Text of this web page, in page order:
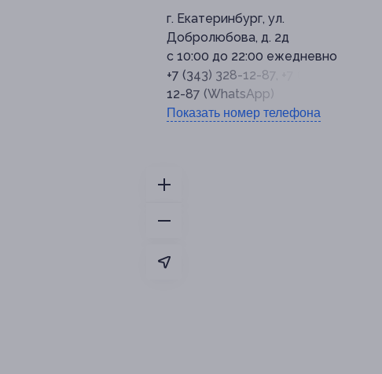
г. Екатеринбург, ул.
Добролюбова, д. 2д
с 10:00 до 22:00 ежедневно
+7 (343) 328-12-87, +7 (922) 188-
12-87 (WhatsApp)
Показать номер телефона